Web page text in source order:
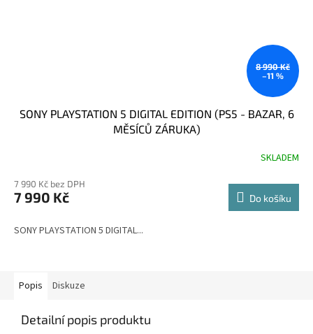
8 990 Kč
–11 %
SONY PLAYSTATION 5 DIGITAL EDITION (PS5 - BAZAR, 6
MĚSÍCŮ ZÁRUKA)
SKLADEM
7 990 Kč bez DPH
7 990 Kč Do košíku
SONY PLAYSTATION 5 DIGITAL...
Popis Diskuze
Detailní popis produktu